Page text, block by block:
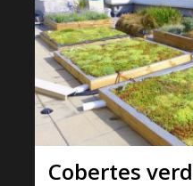
Cobertes